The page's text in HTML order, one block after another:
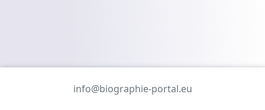
info@biographie-portal.eu